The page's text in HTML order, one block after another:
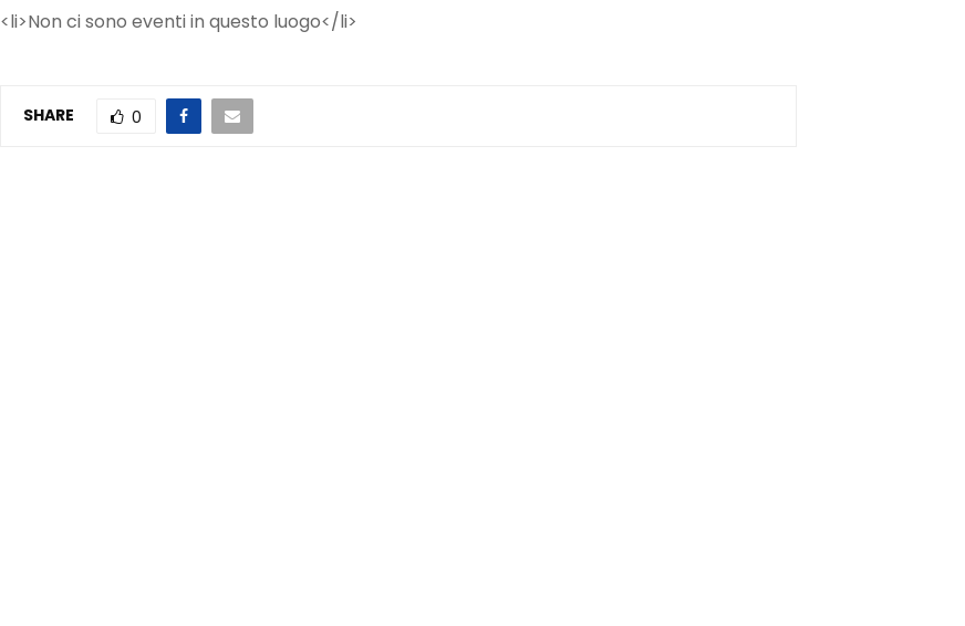
<li>Non ci sono eventi in questo luogo</li>
SHARE 0